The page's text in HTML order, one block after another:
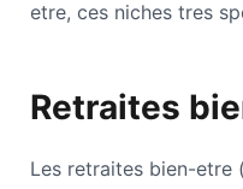
etre, ces niches tres
Retraites
Les retraites bien-etre